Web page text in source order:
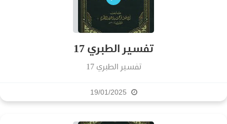
تفسير الطبري 17
تفسير الطبري 17